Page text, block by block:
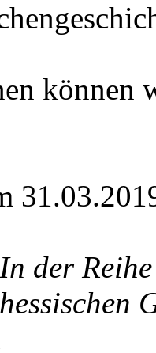
können
In der
hessischen